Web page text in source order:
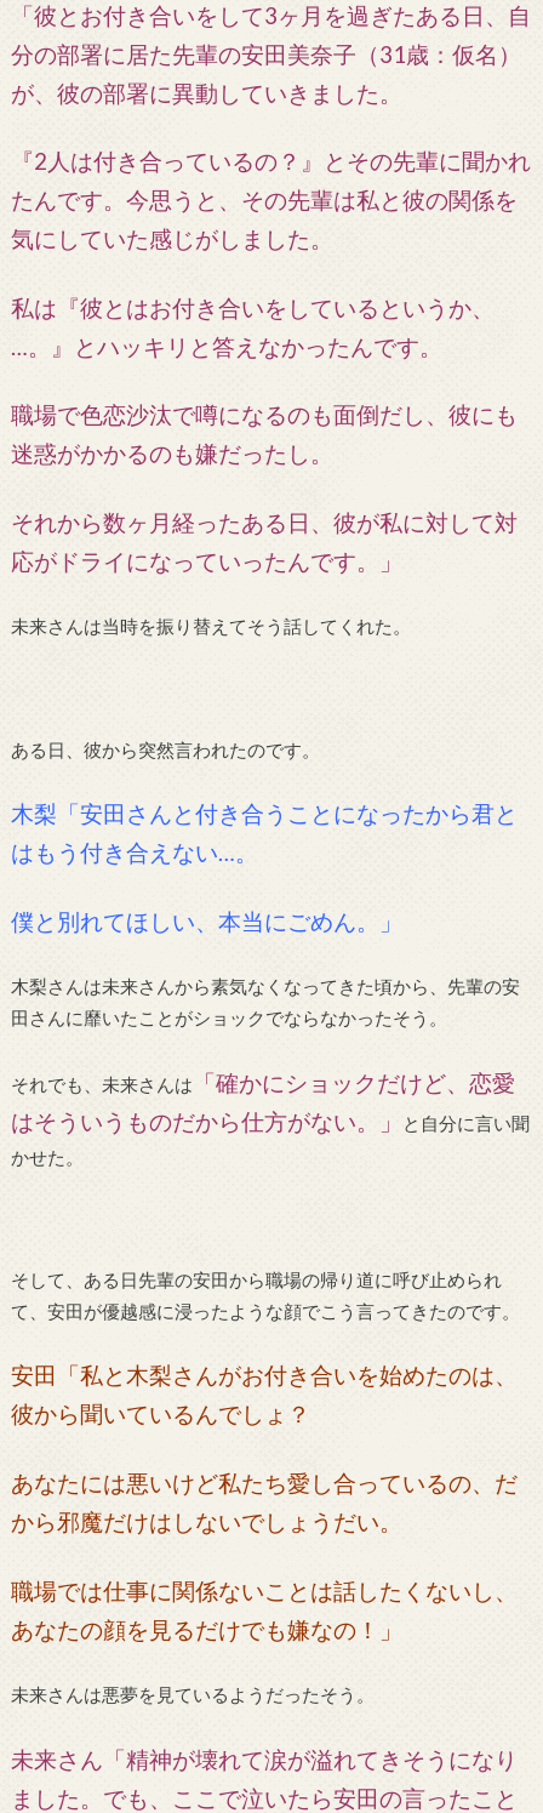
「彼とお付き合いをして3ヶ月を過ぎたある日、自
分の部署に居た先輩の安田美奈子（31歳：仮名）
が、彼の部署に異動していきました。
『2人は付き合っているの？』とその先輩に聞かれ
たんです。今思うと、その先輩は私と彼の関係を
気にしていた感じがしました。
私は『彼とはお付き合いをしているというか、
…。』とハッキリと答えなかったんです。
職場で色恋沙汰で噂になるのも面倒だし、彼にも
迷惑がかかるのも嫌だったし。
それから数ヶ月経ったある日、彼が私に対して対
応がドライになっていったんです。」
未来さんは当時を振り替えてそう話してくれた。
ある日、彼から突然言われたのです。
木梨「安田さんと付き合うことになったから君と
はもう付き合えない…。
僕と別れてほしい、本当にごめん。」
木梨さんは未来さんから素気なくなってきた頃から、先輩の安
田さんに靡いたことがショックでならなかったそう。
それでも、未来さんは
「確かにショックだけど、恋愛
はそういうものだから仕方がない。」
と自分に言い聞
かせた。
そして、ある日先輩の安田から職場の帰り道に呼び止められ
て、安田が優越感に浸ったような顔でこう言ってきたのです。
安田「私と木梨さんがお付き合いを始めたのは、
彼から聞いているんでしょ？
あなたには悪いけど私たち愛し合っているの、だ
から邪魔だけはしないでしょうだい。
職場では仕事に関係ないことは話したくないし、
あなたの顔を見るだけでも嫌なの！」
未来さんは悪夢を見ているようだったそう。
未来さん「精神が壊れて涙が溢れてきそうになり
ました。でも、ここで泣いたら安田の言ったこと